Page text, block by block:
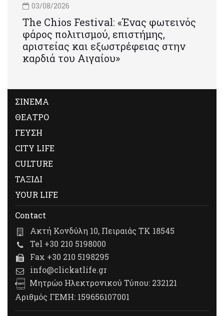
03/08/2026
Τhe Chios Festival: «Ένας φωτεινός
φάρος πολιτισμού, επιστήμης,
αριστείας και εξωστρέφειας στην
καρδιά του Αιγαίου»
ΣΙΝΕΜΑ
ΘΕΑΤΡΟ
ΓΕΥΣΗ
CITY LIFE
CULTURE
ΤΑΞΙΔΙ
YOUR LIFE
Contact
Ακτή Κονδύλη 10, Πειραιάς ΤΚ 18545
Tel +30 210 5198000
Fax +30 210 5198295
info@clickatlife.gr
Μητρώο Ηλεκτρονικού Τύπου: 232121
Αριθμός ΓΕΜΗ: 159656107001